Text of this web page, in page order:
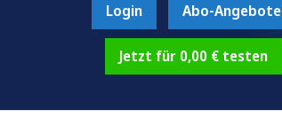
Login Abo-Angebote
Jetzt für 0,00 € testen